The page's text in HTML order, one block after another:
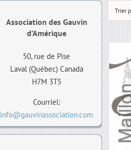
Trier
Association des Gauvin
d’Amérique
50, rue de Pise
Laval (Québec) Canada
H7M 3T5
Courriel:
info@gauvinassociation.com